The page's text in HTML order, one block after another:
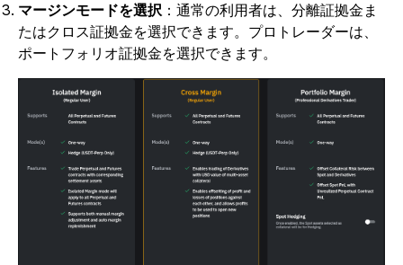
マージンモードを選択 ：通常の利用者は、分離証拠金ま
たはクロス証拠金を選択できます。プロトレーダーは、
ポートフォリオ証拠金を選択できます。